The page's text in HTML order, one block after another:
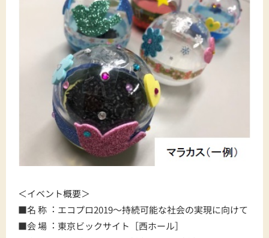
＜イベント概要＞
■名 称︓ エコプロ2019～持続可能な社会の実現に向けて
■会 場︓ 東京ビックサイト［西ホール］